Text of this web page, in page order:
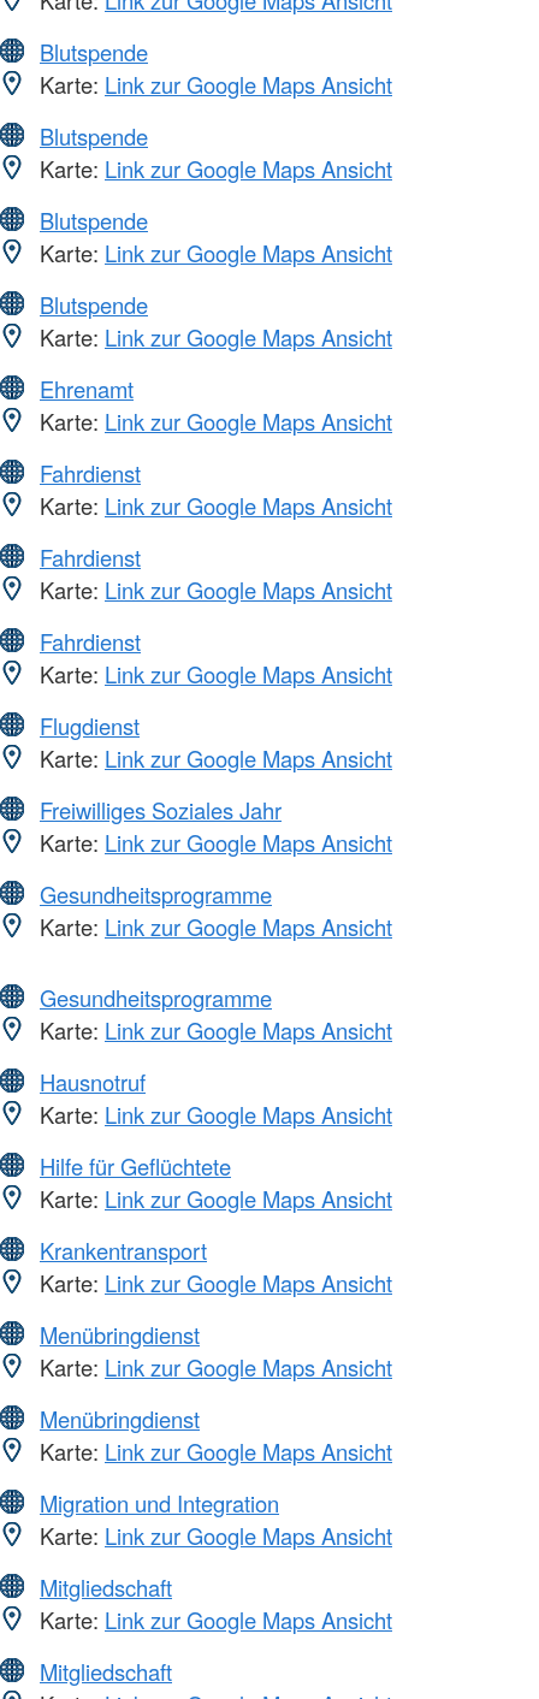
Blutspende
Karte: Link zur Google Maps Ansicht
Blutspende
Karte: Link zur Google Maps Ansicht
Blutspende
Karte: Link zur Google Maps Ansicht
Blutspende
Karte: Link zur Google Maps Ansicht
Ehrenamt
Karte: Link zur Google Maps Ansicht
Fahrdienst
Karte: Link zur Google Maps Ansicht
Fahrdienst
Karte: Link zur Google Maps Ansicht
Fahrdienst
Karte: Link zur Google Maps Ansicht
Flugdienst
Karte: Link zur Google Maps Ansicht
Freiwilliges Soziales Jahr
Karte: Link zur Google Maps Ansicht
Gesundheitsprogramme
Karte: Link zur Google Maps Ansicht
Gesundheitsprogramme
Karte: Link zur Google Maps Ansicht
Hausnotruf
Karte: Link zur Google Maps Ansicht
Hilfe für Geflüchtete
Karte: Link zur Google Maps Ansicht
Krankentransport
Karte: Link zur Google Maps Ansicht
Menübringdienst
Karte: Link zur Google Maps Ansicht
Menübringdienst
Karte: Link zur Google Maps Ansicht
Migration und Integration
Karte: Link zur Google Maps Ansicht
Mitgliedschaft
Karte: Link zur Google Maps Ansicht
Mitgliedschaft